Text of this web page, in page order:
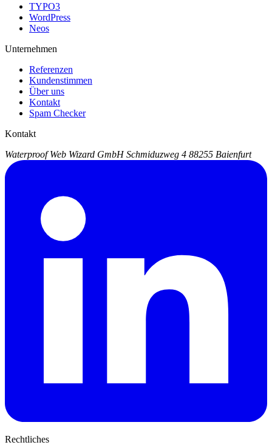
TYPO3
WordPress
Neos
Unternehmen
Referenzen
Kundenstimmen
Über uns
Kontakt
Spam Checker
Kontakt
Waterproof Web Wizard GmbH Schmiduzweg 4 88255 Baienfurt
Rechtliches